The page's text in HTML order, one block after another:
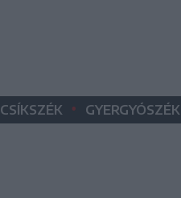
CSÍKSZÉK • GYERGYÓSZÉK